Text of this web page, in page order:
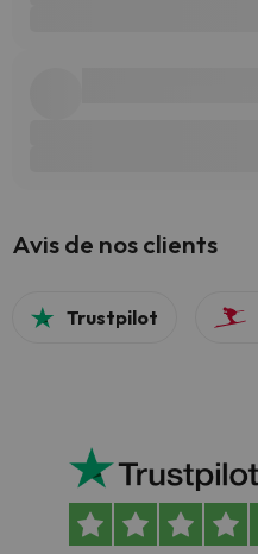
Avis de nos clients
Trustpilot